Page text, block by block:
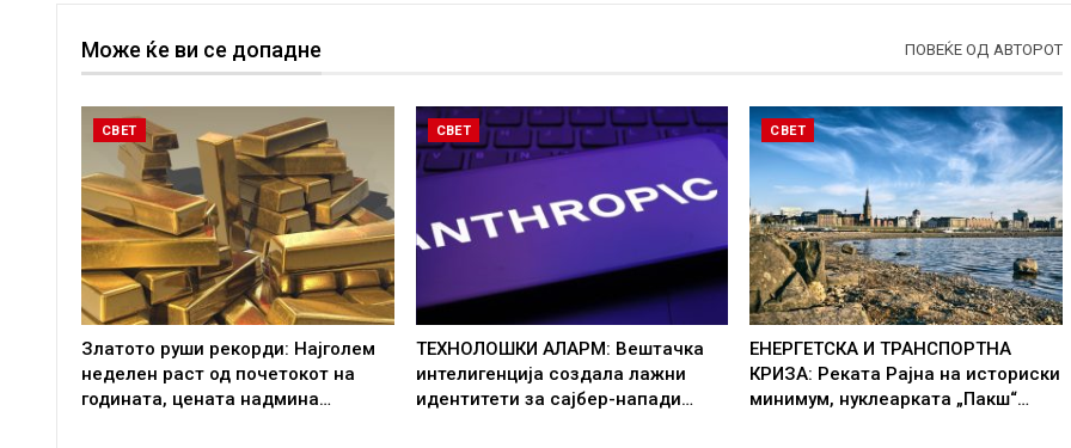
Може ќе ви се допадне ПОВЕЌЕ ОД АВТОРОТ
СВЕТ
Златото руши рекорди: Најголем
неделен раст од почетокот на
годината, цената надмина…
СВЕТ
ТЕХНОЛОШКИ АЛАРМ: Вештачка
интелигенција создала лажни
идентитети за сајбер-напади…
СВЕТ
ЕНЕРГЕТСКА И ТРАНСПОРТНА
КРИЗА: Реката Рајна на историски
минимум, нуклеарката „Пакш“…